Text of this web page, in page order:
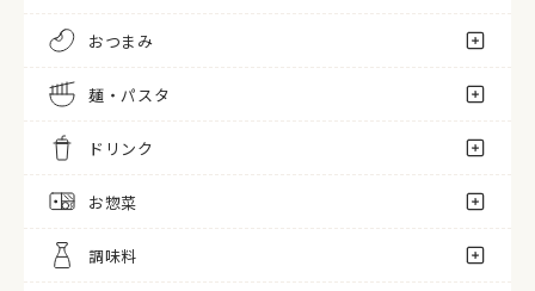
おつまみ
麺・パスタ
ドリンク
お惣菜
調味料